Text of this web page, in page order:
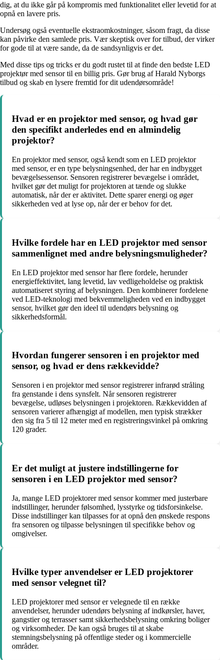
dig, at du ikke går på kompromis med funktionalitet eller levetid for at
opnå en lavere pris.
Undersøg også eventuelle ekstraomkostninger, såsom fragt, da disse
kan påvirke den samlede pris. Vær skeptisk over for tilbud, der virker
for gode til at være sande, da de sandsynligvis er det.
Med disse tips og tricks er du godt rustet til at finde den bedste LED
projektør med sensor til en billig pris. Gør brug af Harald Nyborgs
tilbud og skab en lysere fremtid for dit udendørsområde!
Hvad er en projektor med sensor, og hvad gør
den specifikt anderledes end en almindelig
projektor?
En projektor med sensor, også kendt som en LED projektor
med sensor, er en type belysningsenhed, der har en indbygget
bevægelsessensor. Sensoren registrerer bevægelse i området,
hvilket gør det muligt for projektoren at tænde og slukke
automatisk, når der er aktivitet. Dette sparer energi og øger
sikkerheden ved at lyse op, når der er behov for det.
Hvilke fordele har en LED projektor med sensor
sammenlignet med andre belysningsmuligheder?
En LED projektor med sensor har flere fordele, herunder
energieffektivitet, lang levetid, lav vedligeholdelse og praktisk
automatiseret styring af belysningen. Den kombinerer fordelene
ved LED-teknologi med bekvemmeligheden ved en indbygget
sensor, hvilket gør den ideel til udendørs belysning og
sikkerhedsformål.
Hvordan fungerer sensoren i en projektor med
sensor, og hvad er dens rækkevidde?
Sensoren i en projektor med sensor registrerer infrarød stråling
fra genstande i dens synsfelt. Når sensoren registrerer
bevægelse, udløses belysningen i projektoren. Rækkevidden af
sensoren varierer afhængigt af modellen, men typisk strækker
den sig fra 5 til 12 meter med en registreringsvinkel på omkring
120 grader.
Er det muligt at justere indstillingerne for
sensoren i en LED projektor med sensor?
Ja, mange LED projektorer med sensor kommer med justerbare
indstillinger, herunder følsomhed, lysstyrke og tidsforsinkelse.
Disse indstillinger kan tilpasses for at opnå den ønskede respons
fra sensoren og tilpasse belysningen til specifikke behov og
omgivelser.
Hvilke typer anvendelser er LED projektorer
med sensor velegnet til?
LED projektorer med sensor er velegnede til en række
anvendelser, herunder udendørs belysning af indkørsler, haver,
gangstier og terrasser samt sikkerhedsbelysning omkring boliger
og virksomheder. De kan også bruges til at skabe
stemningsbelysning på offentlige steder og i kommercielle
områder.